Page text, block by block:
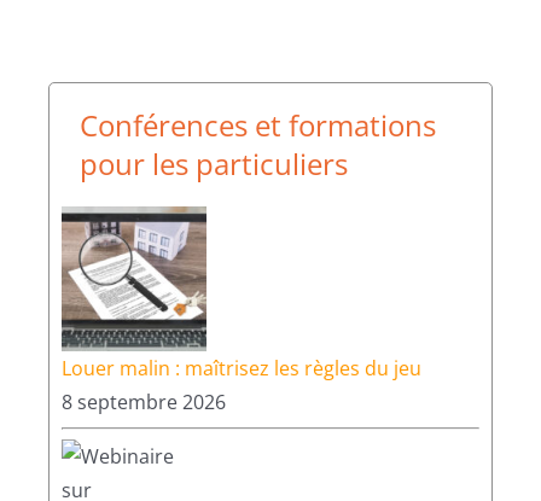
Conférences et formations
pour les particuliers
Louer malin : maîtrisez les règles du jeu
8 septembre 2026